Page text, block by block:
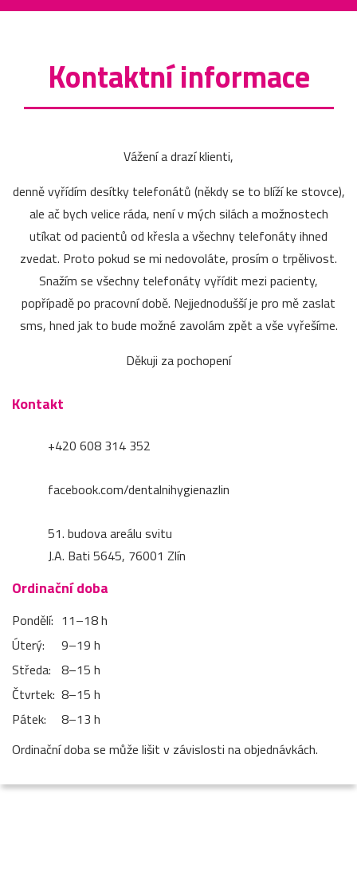
Kontaktní informace
Vážení a drazí klienti,
denně vyřídím desítky telefonátů (někdy se to blíží ke stovce),
ale ač bych velice ráda, není v mých silách a možnostech
utíkat od pacientů od křesla a všechny telefonáty ihned
zvedat. Proto pokud se mi nedovoláte, prosím o trpělivost.
Snažím se všechny telefonáty vyřídit mezi pacienty,
popřípadě po pracovní době. Nejjednodušší je pro mě zaslat
sms, hned jak to bude možné zavolám zpět a vše vyřešíme.
Děkuji za pochopení
Kontakt
+420 608 314 352
facebook.com/dentalnihygienazlin
51. budova areálu svitu
J.A. Bati 5645, 76001 Zlín
Ordinační doba
Pondělí: 11–⁠18 h
Úterý:
9–⁠19 h
Středa: 8–⁠15 h
Čtvrtek: 8–⁠15 h
Pátek:
8–⁠13 h
Ordinační doba se může lišit v závislosti na objednávkách.